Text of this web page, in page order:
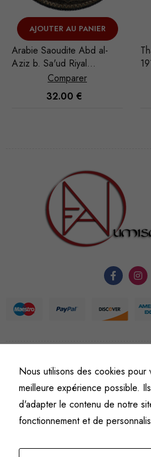
AJOUTER AU PANIER
Arabie Saoudite Abd al-
Aziz b. Sa'ud Riyal
1935/AH 1354
Comparer
32.00 €
© Fine art numismatics
Politique de confidentialitéConditions
Mentions
Nous utilisons des cookies pour
meilleure expérience possible.
d'adapter le contenu de notre
fonctionnement et de